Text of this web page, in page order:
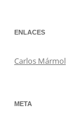
ENLACES
Carlos Mármol
META